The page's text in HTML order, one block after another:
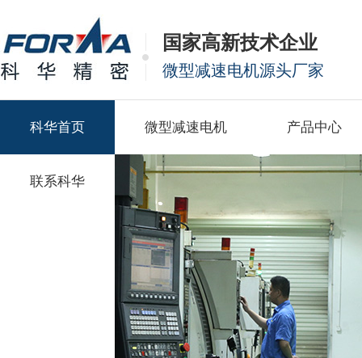
国家高新技术企业
微型减速电机源头厂家
科华首页 微型减速电机 产品中心
联系科华